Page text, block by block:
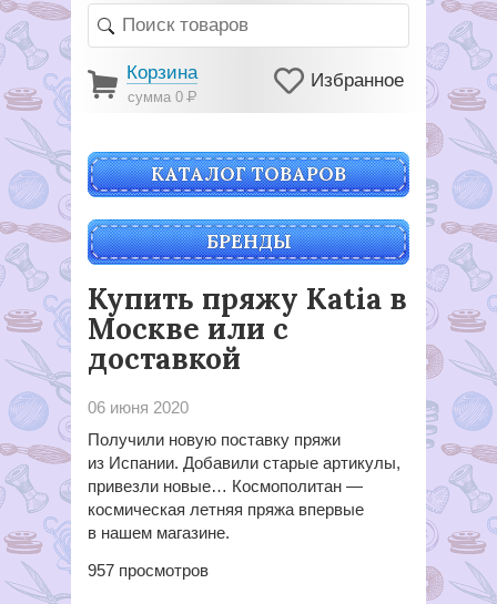
Корзина
сумма 0Р
Избранное
КАТАЛОГ ТОВАРОВ
БРЕНДЫ
Купить пряжу Katia в
Москве или с
доставкой
06 июня 2020
Получили новую поставку пряжи
из Испании. Добавили старые артикулы,
привезли новые… Космополитан —
космическая летняя пряжа впервые
в нашем магазине.
957 просмотров